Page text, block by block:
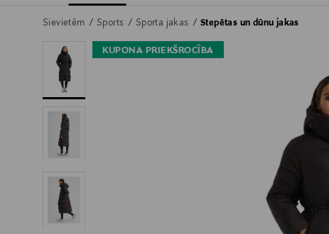
Sievietēm Sports Sporta jakas Stepētas un dūnu jakas
KUPONA PRIEKŠROCĪBA